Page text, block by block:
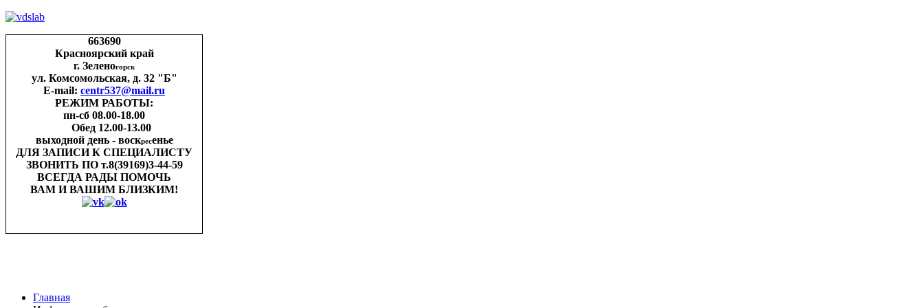
663690
Красноярский край
г. Зеленогорск
ул. Комсомольская, д. 32 "Б"
E-mail: centr537@mail.ru
РЕЖИМ РАБОТЫ:
пн-cб 08.00-18.00
Обед 12.00-13.00
выходной день - воскресенье
ДЛЯ ЗАПИСИК СПЕЦИАЛИСТУ
ЗВОНИТЬ ПО т.8(39169)3-44-59
ВСЕГДА РАДЫ ПОМОЧЬ
ВАМ И ВАШИМ БЛИЗКИМ!
Главная